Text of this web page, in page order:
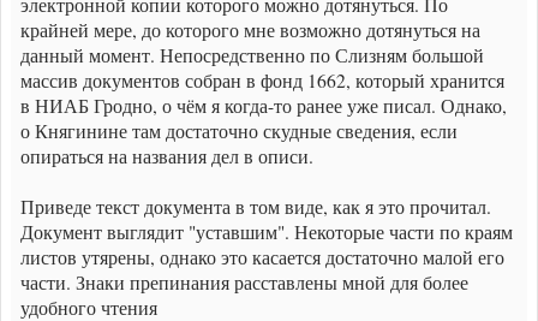
электронной копии которого можно дотянуться. По
крайней мере, до которого мне возможно дотянуться на
данный момент. Непосредственно по Слизням большой
массив документов собран в фонд 1662, который хранится
в НИАБ Гродно, о чём я когда-то ранее уже писал. Однако,
о Княгинине там достаточно скудные сведения, если
опираться на названия дел в описи.
Приведе текст документа в том виде, как я это прочитал.
Документ выглядит "уставшим". Некоторые части по краям
листов утярены, однако это касается достаточно малой его
части. Знаки препинания расставлены мной для более
удобного чтения